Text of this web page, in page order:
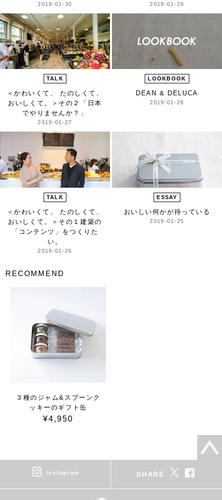
2019-01-30 2019-01-29
TALK
＜かわいくて、 たのしくて、
おいしくて。＞ その２「日本
でやりませんか？」
2019-01-27
LOOKBOOK
DEAN & DELUCA
2019-01-26
TALK
＜かわいくて、 たのしくて、
おいしくて。＞ その１建築の
「コンテンツ」をつくりた
い。
2019-01-26
ESSAY
おいしい何かが待っている
2019-01-25
RECOMMEND
３種のジャム&スプーンク
ッキーのギフト缶
¥4,950
instagram SHARE